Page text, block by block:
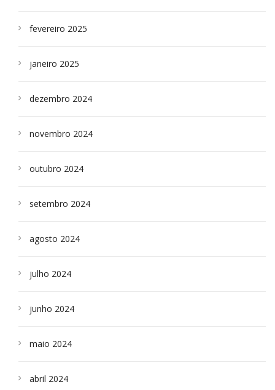
fevereiro 2025
janeiro 2025
dezembro 2024
novembro 2024
outubro 2024
setembro 2024
agosto 2024
julho 2024
junho 2024
maio 2024
abril 2024